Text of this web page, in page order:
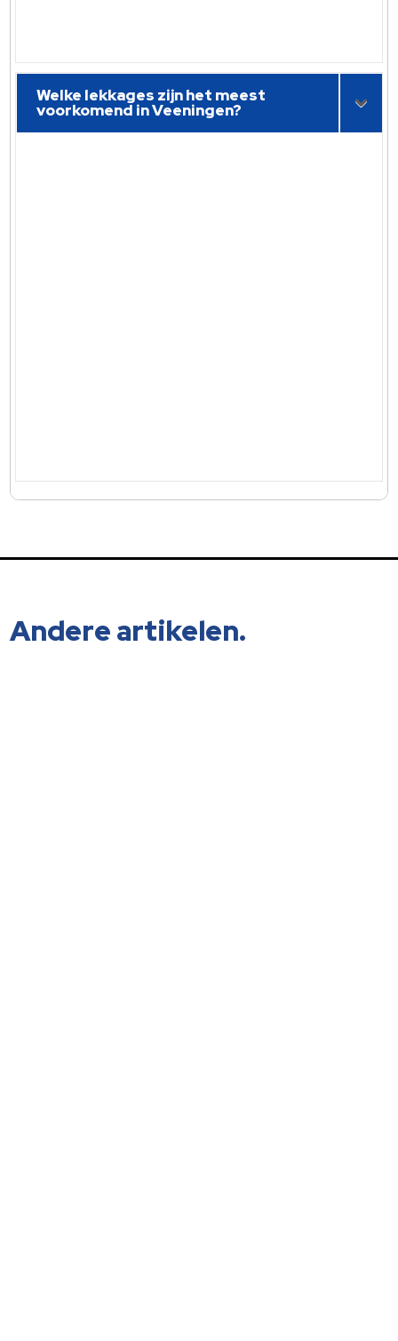
Welke lekkages zijn het meest
voorkomend in Veeningen?
Andere artikelen.